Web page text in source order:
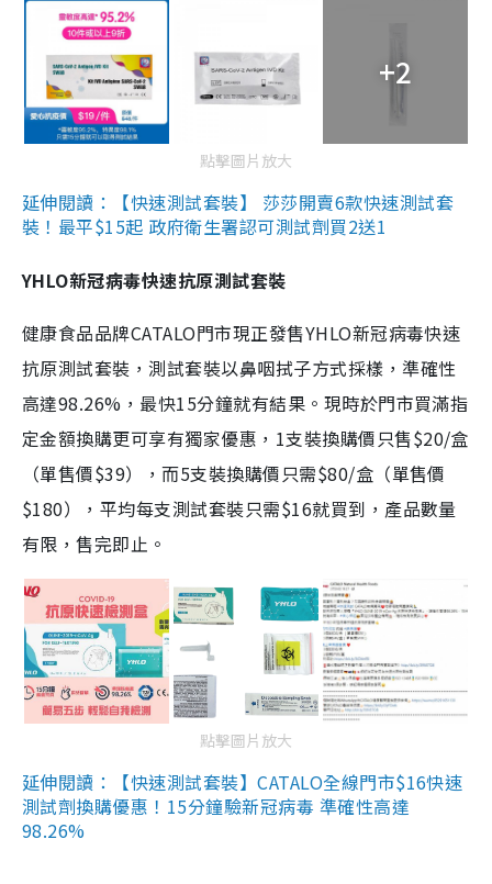
+2
點擊圖片放大
延伸閱讀：【快速測試套裝】 莎莎開賣6款快速測試套
裝！最平$15起 政府衛生署認可測試劑買2送1
YHLO新冠病毒快速抗原測試套裝
健康食品品牌CATALO門市現正發售YHLO新冠病毒快速
抗原測試套裝，測試套裝以鼻咽拭子方式採樣，準確性
高達98.26%，最快15分鐘就有結果。現時於門市買滿指
定金額換購更可享有獨家優惠，1支裝換購價只售$20/盒
（單售價$39），而5支裝換購價只需$80/盒（單售價
$180），平均每支測試套裝只需$16就買到，產品數量
有限，售完即止。
點擊圖片放大
延伸閱讀：【快速測試套裝】CATALO全線門市$16快速
測試劑換購優惠！15分鐘驗新冠病毒 準確性高達
98.26%